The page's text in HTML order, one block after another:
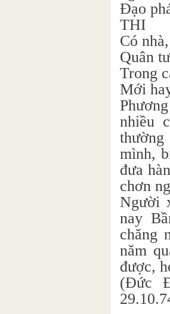
Đạo
THI
Có
Quân
Trong
Mới
nhiều
mình,
đưa
chơn
Người
nay
chăng
năm
được,
(Đức